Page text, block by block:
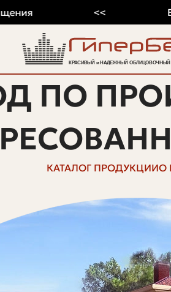
ПО
КАТАЛОГ ПРОДУКЦИИО